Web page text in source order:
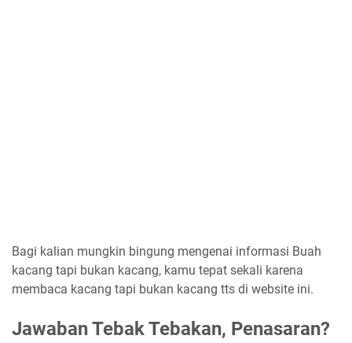
Bagi kalian mungkin bingung mengenai informasi Buah
kacang tapi bukan kacang, kamu tepat sekali karena
membaca kacang tapi bukan kacang tts di website ini.
Jawaban Tebak Tebakan, Penasaran?